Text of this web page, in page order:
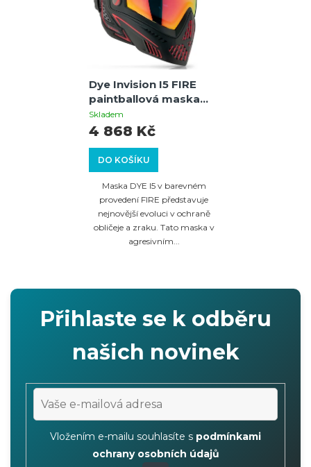
Dye Invision I5 FIRE
paintballová maska
thermal (black/red)
Skladem
DO KOŠÍKU
4 868 Kč
Maska DYE I5 v barevném
provedení FIRE představuje
nejnovější evoluci v ochraně
obličeje a zraku. Tato maska v
agresivním...
Přihlaste se k odběru
našich novinek
Vložením e-mailu souhlasíte s podmínkami
ochrany osobních údajů